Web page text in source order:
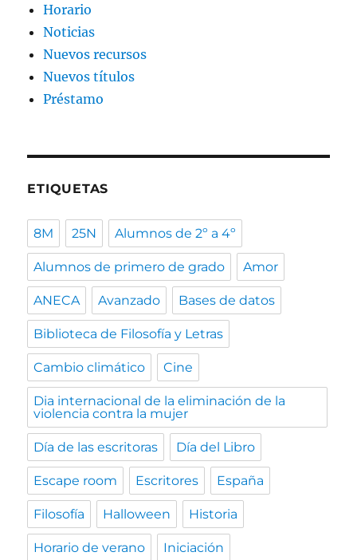
Horario
Noticias
Nuevos recursos
Nuevos títulos
Préstamo
ETIQUETAS
8M 25N Alumnos de 2º a 4º
Alumnos de primero de grado Amor
ANECA Avanzado Bases de datos
Biblioteca de Filosofía y Letras
Cambio climático Cine
Dia internacional de la eliminación de la
violencia contra la mujer
Día de las escritoras Día del Libro
Escape room Escritores España
Filosofía Halloween Historia
Horario de verano Iniciación